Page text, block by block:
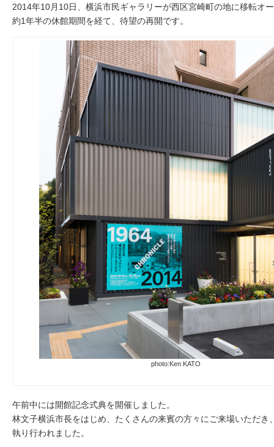
2014年10月10日、横浜市民ギャラリーが西区宮崎町の地に移転オ
約1年半の休館期間を経て、待望の再開です。
photo:Ken KATO
午前中には開館記念式典を開催しました。
林文子横浜市長をはじめ、たくさんの来賓の方々にご来場いただき
執り行われました。